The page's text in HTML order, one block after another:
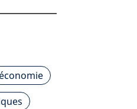
économie